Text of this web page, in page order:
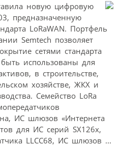
новую цифровую
предназначенную
LoRaWAN. Портфель
Semtech позволяет
сетями стандарта
использованы для
в строительстве,
хозяйстве, ЖКХ и
Семейство LoRa
ИС шлюзов «Интернета
для ИС серий SX126x,
LLCC68, ИС шлюзов ...